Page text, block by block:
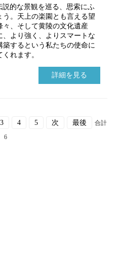
説的な景観を巡る、思索にふ
。天上の楽園とも言える望
、そして黄陵の文化遺産
より強く、よりスマートな
するという私たちの使命に
れます。
詳細を見る
3 4 5 次 最後
合計
6